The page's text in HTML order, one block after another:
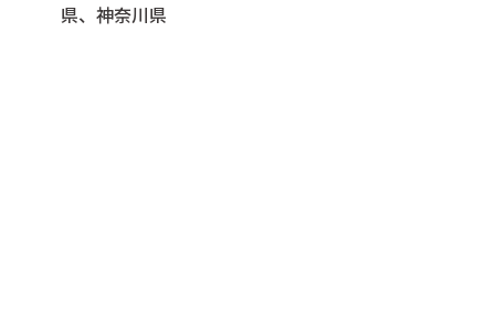
県、神奈川県